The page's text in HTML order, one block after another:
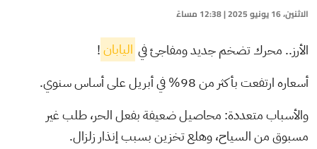
الاثنين، 16 يونيو 2025 | 12:38 مساءً
الأرز.. محرك تضخم جديد ومفاجئ في اليابان!
أسعاره ارتفعت بأكثر من 98% في أبريل على أساس سنوي.
والأسباب متعددة: محاصيل ضعيفة بفعل الحر، طلب غير
مسبوق من السياح، وهلع تخزين بسبب إنذار زلزال.